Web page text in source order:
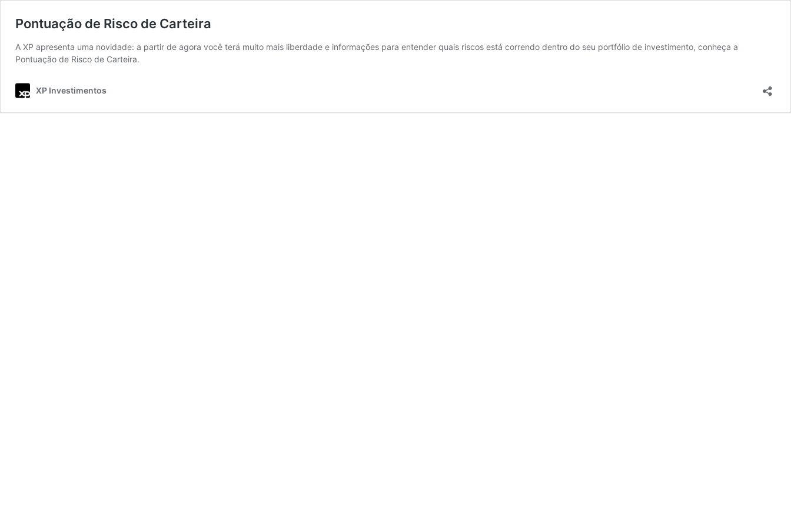
Pontuação de Risco de Carteira
A XP apresenta uma novidade: a partir de agora você terá muito mais liberdade e informações para entender quais riscos está correndo dentro do seu portfólio de investimento, conheça a
Pontuação de Risco de Carteira.
XP Investimentos